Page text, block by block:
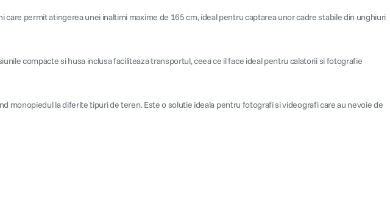
permit atingerea unei inaltimi maxime de 165 cm, ideal pentru captarea unor cadre stabile din unghiuri
compacte si husa inclusa faciliteaza transportul, ceea ce il face ideal pentru calatorii si fotografie
monopiedul la diferite tipuri de teren. Este o solutie ideala pentru fotografi si videografi care au nevoie de